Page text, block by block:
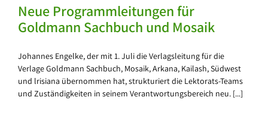
Neue Programmleitungen für
Goldmann Sachbuch und Mosaik
Johannes Engelke, der mit 1. Juli die Verlagsleitung für die
Verlage Goldmann Sachbuch, Mosaik, Arkana, Kailash, Südwest
und lrisiana übernommen hat, strukturiert die Lektorats-Teams
und Zuständigkeiten in seinem Verantwortungsbereich neu. [...]